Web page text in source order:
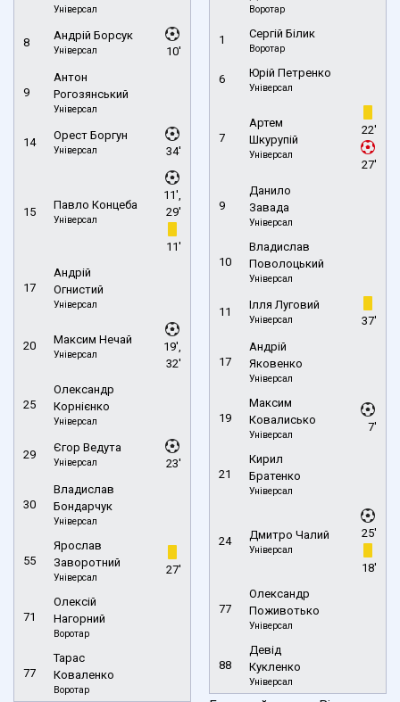
Універсал
8
Андрій Борсук
Універсал 10'
9
Антон
Рогозянський
Універсал
14
Орест Боргун
Універсал 34'
15
Павло Концеба
Універсал
11',
29'
11'
17
Андрій
Огнистий
Універсал
20 Максим Нечай
Універсал
19',
32'
25
Олександр
Корнієнко
Універсал
29
Єгор Ведута
Універсал 23'
30
Владислав
Бондарчук
Універсал
55
Ярослав
Заворотний
Універсал
27'
71
Олексій
Нагорний
Воротар
77
Тарас
Коваленко
Воротар
Воротар
1 Сергій Білик
Воротар
6 Юрій Петренко
Універсал
7
Артем
Шкурупій
Універсал
22'
27'
9
Данило
Завада
Універсал
10
Владислав
Поволоцький
Універсал
11
Ілля Луговий
Універсал 37'
17
Андрій
Яковенко
Універсал
19
Максим
Ковалисько
Універсал
7'
21
Кирил
Братенко
Універсал
24 Дмитро Чалий
Універсал
25'
18'
77
Олександр
Поживотько
Універсал
88
Девід
Кукленко
Універсал